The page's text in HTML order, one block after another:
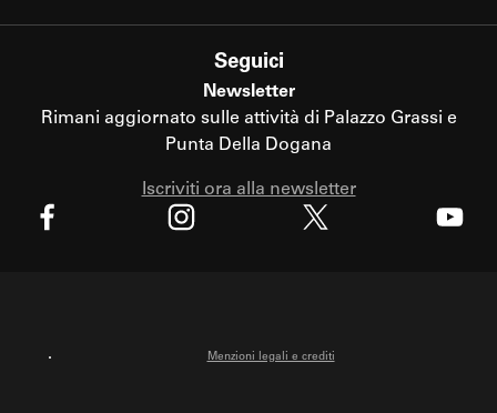
Seguici
Newsletter
Rimani aggiornato sulle attività di Palazzo Grassi e
Punta Della Dogana
Iscriviti ora alla newsletter
Menzioni legali e crediti